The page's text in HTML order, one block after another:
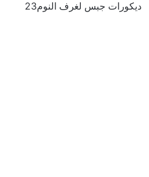
ديكورات جبس لغرف النوم23